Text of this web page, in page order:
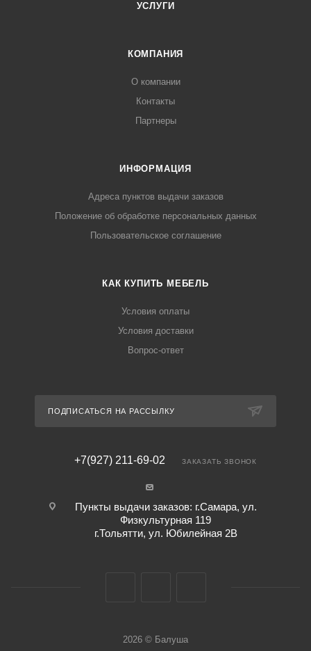
УСЛУГИ
КОМПАНИЯ
О компании
Контакты
Партнеры
ИНФОРМАЦИЯ
Адреса пунктов выдачи заказов
Положение об обработке персональных данных
Пользовательское соглашение
КАК КУПИТЬ МЕБЕЛЬ
Условия оплаты
Условия доставки
Вопрос-ответ
ПОДПИСАТЬСЯ НА РАССЫЛКУ
+7(927) 211-69-02 ЗАКАЗАТЬ ЗВОНОК
Пункты выдачи заказов: г.Самара, ул.
Физкультурная 119
г.Тольятти, ул. Юбилейная 2В
2026 © Балуша